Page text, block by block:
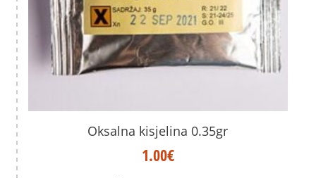
Oksalna kisjelina 0.35gr
1.00€